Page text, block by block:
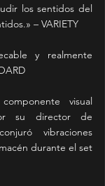
los sentidos del
– VARIETY
y realmente
visual
su director de
vibraciones
durante el set